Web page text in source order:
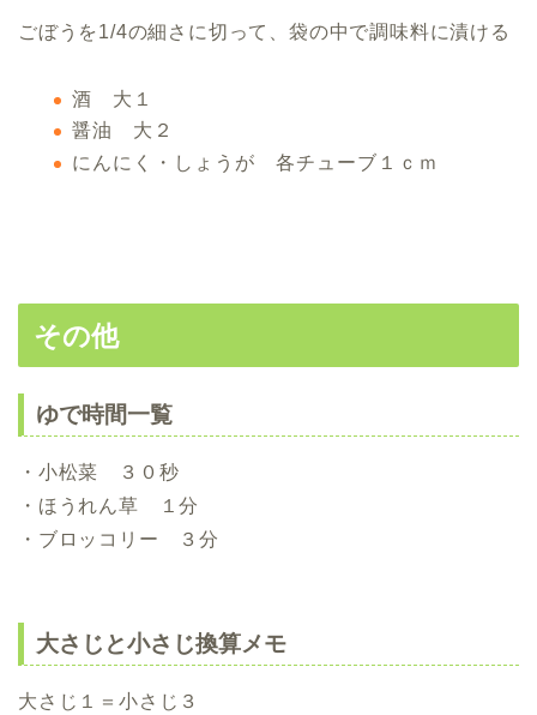
ごぼうを1/4の細さに切って、袋の中で調味料に漬ける
酒 大１
醤油 大２
にんにく・しょうが 各チューブ１ｃｍ
その他
ゆで時間一覧
・小松菜 ３０秒
・ほうれん草 １分
・ブロッコリー ３分
大さじと小さじ換算メモ
大さじ１＝小さじ３